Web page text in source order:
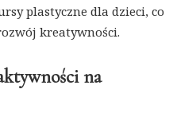
plastyczne dla dzieci, co
kreatywności.
na